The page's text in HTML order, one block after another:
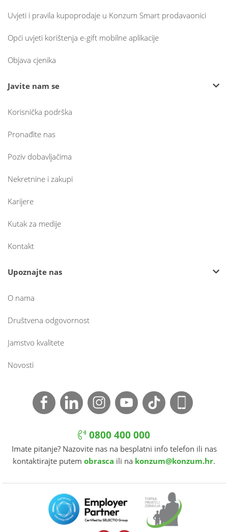
Uvjeti i pravila kupoprodaje u Konzum Smart prodavaonici
Opći uvjeti korištenja e-gift mobilne aplikacije
Objava cjenika
Javite nam se
Korisnička podrška
Pronađite nas
Poziv dobavljačima
Nekretnine i zakupi
Karijere
Kutak za medije
Kontakt
Upoznajte nas
O nama
Društvena odgovornost
Jamstvo kvalitete
Novosti
0800 400 000
Imate pitanje? Nazovite nas na besplatni info telefon ili nas
kontaktirajte putem obrasca ili na konzum@konzum.hr.